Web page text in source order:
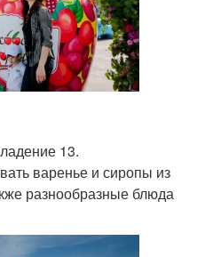
13.
варенье и сиропы из
разнообразные блюда